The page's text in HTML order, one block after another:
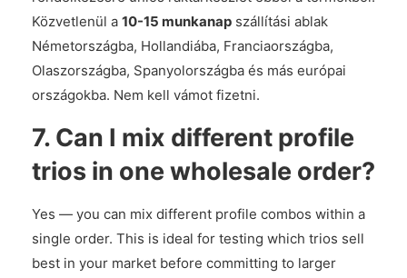
Közvetlenül a 10-15 munkanap szállítási ablak
Németországba, Hollandiába, Franciaországba,
Olaszországba, Spanyolországba és más európai
országokba. Nem kell vámot fizetni.
7. Can I mix different profile
trios in one wholesale order?
Yes — you can mix different profile combos within a
single order. This is ideal for testing which trios sell
best in your market before committing to larger